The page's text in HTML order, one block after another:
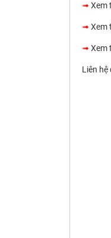
➟ Xem
➟ Xem
➟ Xem
Liên hệ